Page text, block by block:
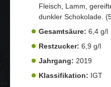
Fleisch, Lamm,
dunkler Schokolade.
Gesamtsäure: 6,4 g/l
Restzucker: 6,9 g/l
Jahrgang: 2019
Klassifikation: IGT